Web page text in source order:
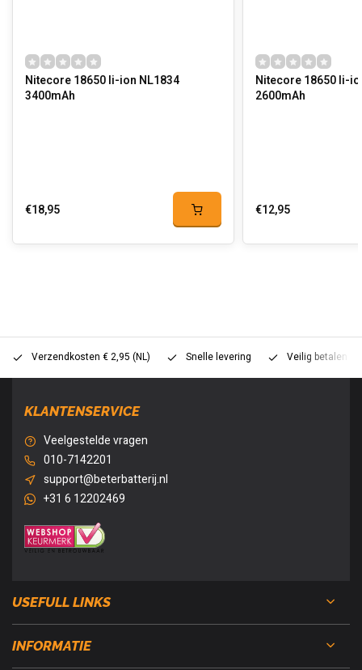
Nitecore 18650 li-ion NL1834
3400mAh
€18,95
Nitecore 18650 li-
2600mAh
€12,95
Verzendkosten € 2,95 (NL) Snelle levering Veilig betalen
KLANTENSERVICE
Veelgestelde vragen
010-7142201
support@beterbatterij.nl
+31 6 12202469
USEFULL LINKS
INFORMATIE